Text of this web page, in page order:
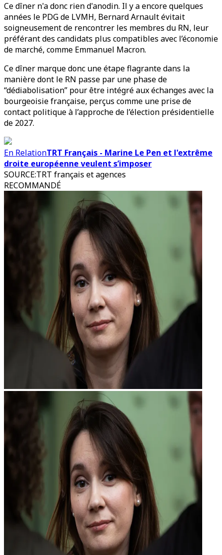
Ce dîner n'a donc rien d'anodin. Il y a encore quelques
années le PDG de LVMH, Bernard Arnault évitait
soigneusement de rencontrer les membres du RN, leur
préférant des candidats plus compatibles avec l’économie
de marché, comme Emmanuel Macron.
Ce dîner marque donc une étape flagrante dans la
manière dont le RN passe par une phase de
“dédiabolisation” pour être intégré aux échanges avec la
bourgeoisie française, perçus comme une prise de
contact politique à l’approche de l’élection présidentielle
de 2027.
En RelationTRT Français - Marine Le Pen et l'extrême
droite européenne veulent s’imposer
SOURCE:TRT français et agences
RECOMMANDÉ